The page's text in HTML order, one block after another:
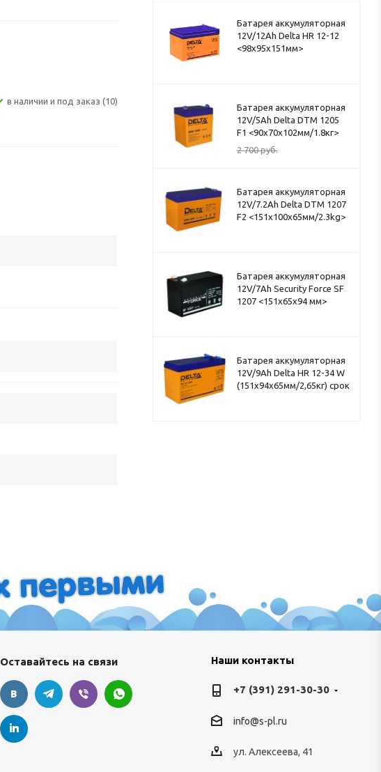
В наличии и под заказ (10)
Батарея аккумуляторная
12V/12Ah Delta HR 12-12
<98x95x151мм>
Батарея аккумуляторная
12V/5Ah Delta DTM 1205
F1 <90x70x102мм/1.8кг>
2 700руб.
Батарея аккумуляторная
12V/7.2Ah Delta DTM 1207
F2 <151x100x65мм/2.3kg>
Батарея аккумуляторная
12V/7Ah Security Force SF
1207 <151x65x94 мм>
Батарея аккумуляторная
12V/9Ah Delta HR 12-34 W
(151x94x65мм/2,65кг) срок
Оставайтесь на связи Наши контакты
+7 (391) 291-30-30
info@s-pl.ru
ул. Алексеева, 41